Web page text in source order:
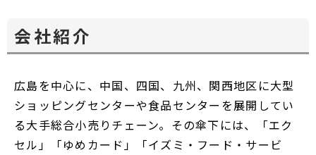
会社紹介
広島を中心に、中国、四国、九州、関西地区に大型
ショッピングセンターや食品センターを展開してい
る大手総合小売りチェーン。その傘下には、「エク
セル」「ゆめカード」「イズミ・フード・サービ